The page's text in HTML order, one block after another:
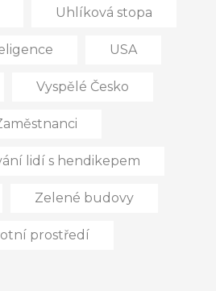
Uhlíková stopa
USA
Vyspělé Česko
lidí s hendikepem
Zelené budovy
prostředí